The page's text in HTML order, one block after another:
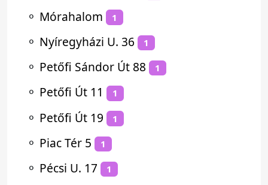
⚬ Mórahalom 1
⚬ Nyíregyházi U. 36 1
⚬ Petőfi Sándor Út 88 1
⚬ Petőfi Út 11 1
⚬ Petőfi Út 19 1
⚬ Piac Tér 5 1
⚬ Pécsi U. 17 1